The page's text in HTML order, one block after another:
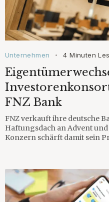
Unternehmen • 4 Minuten
FNZ Bank
FNZ verkauft ihre deutsche
Haftungsdach an Advent
Konzern schärft damit sein